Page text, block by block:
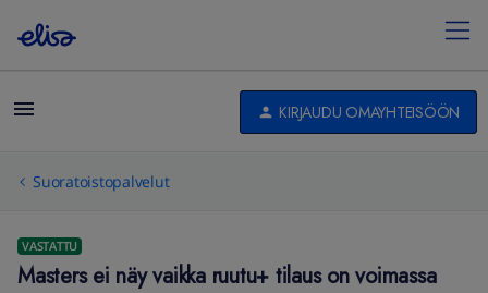
KIRJAUDU OMAYHTEISÖÖN
Suoratoistopalvelut
VASTATTU
Masters ei näy vaikka ruutu+ tilaus on voimassa